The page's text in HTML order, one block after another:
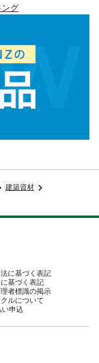
ング
建築資材
に基づく表記
基づく表記
者標識の掲示
ルについて
い申込